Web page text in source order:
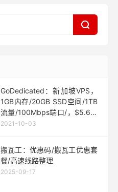

GoDedicated：新加坡VPS，
1GB内存/20GB SSD空间/1TB
流量/100Mbps端口/，$5.63/
月起
2021-10-03
搬瓦工：优惠码/搬瓦工优惠套
餐/高速线路整理
2025-09-17